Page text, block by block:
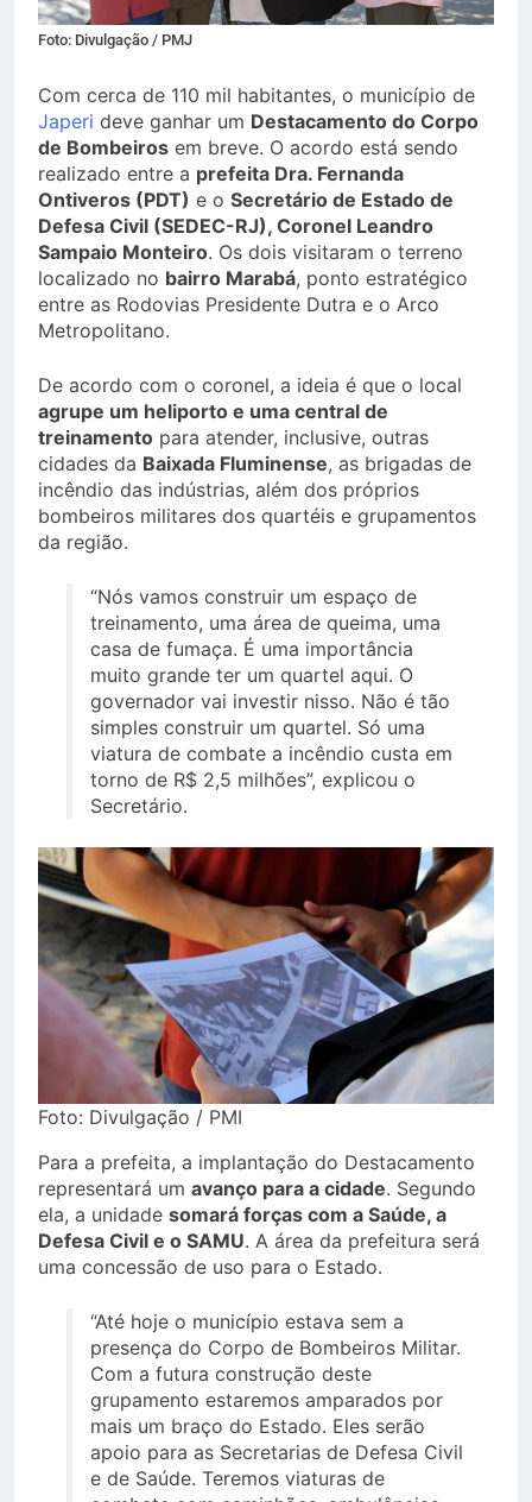
Foto: Divulgação / PMJ
Com cerca de 110 mil habitantes, o município de
Japeri deve ganhar um Destacamento do Corpo
de Bombeiros em breve. O acordo está sendo
realizado entre a prefeita Dra. Fernanda
Ontiveros (PDT) e o Secretário de Estado de
Defesa Civil (SEDEC-RJ), Coronel Leandro
Sampaio Monteiro. Os dois visitaram o terreno
localizado no bairro Marabá, ponto estratégico
entre as Rodovias Presidente Dutra e o Arco
Metropolitano.
De acordo com o coronel, a ideia é que o local
agrupe um heliporto e uma central de
treinamento para atender, inclusive, outras
cidades da Baixada Fluminense, as brigadas de
incêndio das indústrias, além dos próprios
bombeiros militares dos quartéis e grupamentos
da região.
“Nós vamos construir um espaço de
treinamento, uma área de queima, uma
casa de fumaça. É uma importância
muito grande ter um quartel aqui. O
governador vai investir nisso. Não é tão
simples construir um quartel. Só uma
viatura de combate a incêndio custa em
torno de R$ 2,5 milhões”, explicou o
Secretário.
Foto: Divulgação / PMI
Para a prefeita, a implantação do Destacamento
representará um avanço para a cidade. Segundo
ela, a unidade somará forças com a Saúde, a
Defesa Civil e o SAMU. A área da prefeitura será
uma concessão de uso para o Estado.
“Até hoje o município estava sem a
presença do Corpo de Bombeiros Militar.
Com a futura construção deste
grupamento estaremos amparados por
mais um braço do Estado. Eles serão
apoio para as Secretarias de Defesa Civil
e de Saúde. Teremos viaturas de